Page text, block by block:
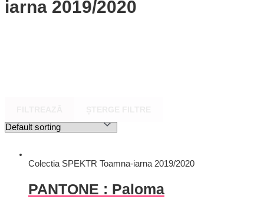
iarna 2019/2020
Colectia SPEKTR Toamna-iarna 2019/2020
PANTONE : Paloma